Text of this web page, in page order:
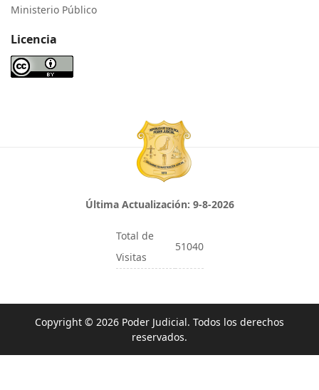
Ministerio Público
Licencia
Última Actualización: 9-8-2026
Total de
Visitas
51040
Copyright © 2026 Poder Judicial. Todos los derechos
reservados.